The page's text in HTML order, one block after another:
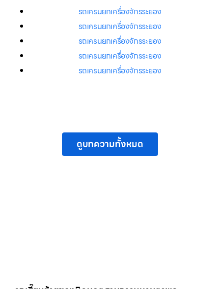
รถเครนยกเครื่องจักรระยอง
รถเครนยกเครื่องจักรระยอง
รถเครนยกเครื่องจักรระยอง
รถเครนยกเครื่องจักรระยอง
รถเครนยกเครื่องจักรระยอง
ดูบทความทั้งหมด